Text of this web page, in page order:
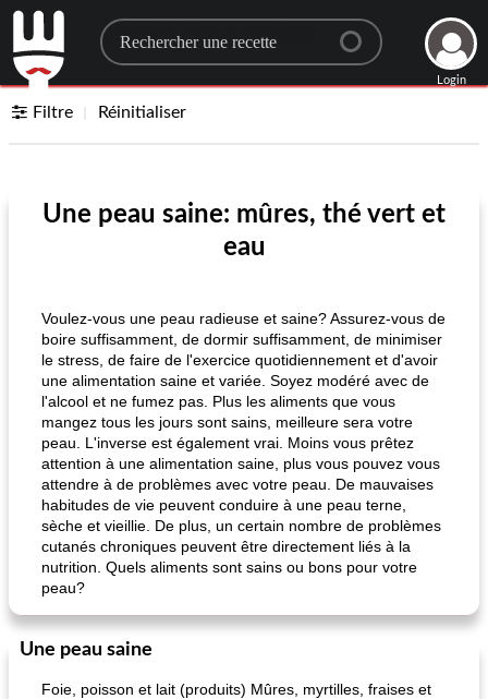
Search for a recipe
Login
Filtre Réinitialiser
Une peau saine: mûres, thé vert et
eau
Voulez-vous une peau radieuse et saine? Assurez-vous de
boire suffisamment, de dormir suffisamment, de minimiser
le stress, de faire de l'exercice quotidiennement et d'avoir
une alimentation saine et variée. Soyez modéré avec de
l'alcool et ne fumez pas. Plus les aliments que vous
mangez tous les jours sont sains, meilleure sera votre
peau. L'inverse est également vrai. Moins vous prêtez
attention à une alimentation saine, plus vous pouvez vous
attendre à de problèmes avec votre peau. De mauvaises
habitudes de vie peuvent conduire à une peau terne,
sèche et vieillie. De plus, un certain nombre de problèmes
cutanés chroniques peuvent être directement liés à la
nutrition. Quels aliments sont sains ou bons pour votre
peau?
Une peau saine
Foie, poisson et lait (produits) Mûres, myrtilles, fraises et